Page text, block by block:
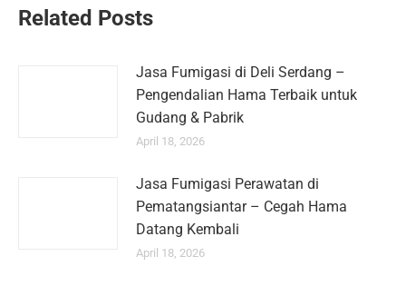
Related Posts
Jasa Fumigasi di Deli Serdang –
Pengendalian Hama Terbaik untuk
Gudang & Pabrik
April 18, 2026
Jasa Fumigasi Perawatan di
Pematangsiantar – Cegah Hama
Datang Kembali
April 18, 2026